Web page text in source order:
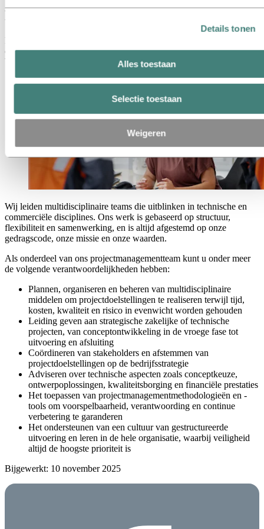
Details tonen
Alles toestaan
Selectie toestaan
Weigeren
Projectmanagement
Projectmanagement bij Hydro zorgt ervoor dat bouwprojecten en
complexe initiatieven veilig, effectief, op tijd, binnen de scope en
binnen het budget worden gerealiseerd.
Wij leiden multidisciplinaire teams die uitblinken in technische en
commerciële disciplines. Ons werk is gebaseerd op structuur,
flexibiliteit en samenwerking, en is altijd afgestemd op onze
gedragscode, onze missie en onze waarden.
Als onderdeel van ons projectmanagementteam kunt u onder meer
de volgende verantwoordelijkheden hebben:
Plannen, organiseren en beheren van multidisciplinaire
middelen om projectdoelstellingen te realiseren terwijl tijd,
kosten, kwaliteit en risico in evenwicht worden gehouden
Leiding geven aan strategische zakelijke of technische
projecten, van conceptontwikkeling in de vroege fase tot
uitvoering en afsluiting
Coördineren van stakeholders en afstemmen van
projectdoelstellingen op de bedrijfsstrategie
Adviseren over technische aspecten zoals conceptkeuze,
ontwerpoplossingen, kwaliteitsborging en financiële prestaties
Het toepassen van projectmanagementmethodologieën en -
tools om voorspelbaarheid, verantwoording en continue
verbetering te garanderen
Het ondersteunen van een cultuur van gestructureerde
uitvoering en leren in de hele organisatie, waarbij veiligheid
altijd de hoogste prioriteit is
Bijgewerkt: 10 november 2025